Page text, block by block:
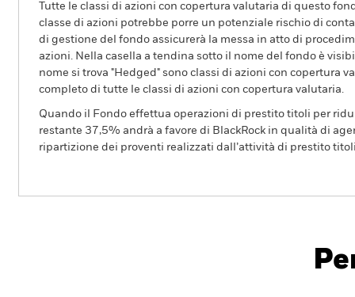
Tutte le classi di azioni con copertura valutaria di questo
classe di azioni potrebbe porre un potenziale rischio di
di gestione del fondo assicurerà la messa in atto di
azioni. Nella casella a tendina sotto il nome del fondo è
nome si trova "Hedged" sono classi di azioni con copertura
completo di tutte le classi di azioni con copertura valutaria.
Quando il Fondo effettua operazioni di prestito titoli per
restante 37,5% andrà a favore di BlackRock in qualità di
ripartizione dei proventi realizzati dall’attività di prestito